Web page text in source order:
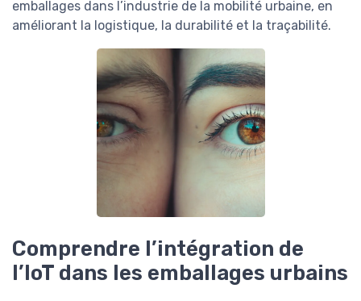
emballages dans l’industrie de la mobilité urbaine, en
améliorant la logistique, la durabilité et la traçabilité.
Comprendre l’intégration de
l’IoT dans les emballages urbains